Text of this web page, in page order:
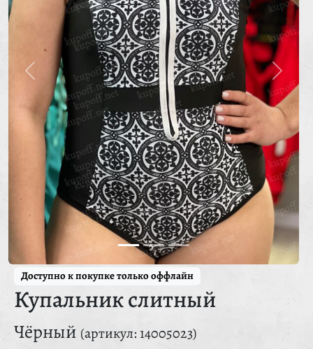
Доступно к покупке только оффлайн
Купальник слитный
Чёрный (артикул: 14005023)